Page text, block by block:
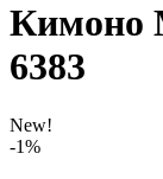
Кимоно
6383
New!
-1%